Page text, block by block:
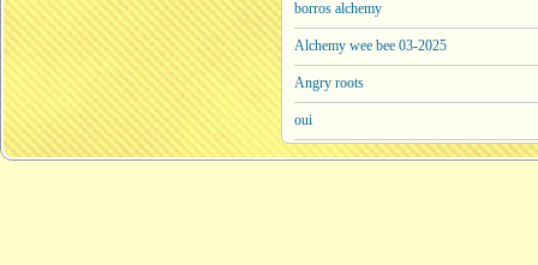
borros alchemy
Alchemy wee bee 03-2025
Angry roots
oui